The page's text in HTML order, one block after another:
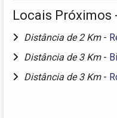
Locais Próximos
Distância de 2 Km -
Distância de 3 Km -
Distância de 3 Km -